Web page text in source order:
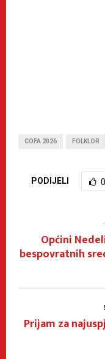
COFA 2026 FOLKLOR
PODIJELI 0
Općini
bespovratnih
Prijam za